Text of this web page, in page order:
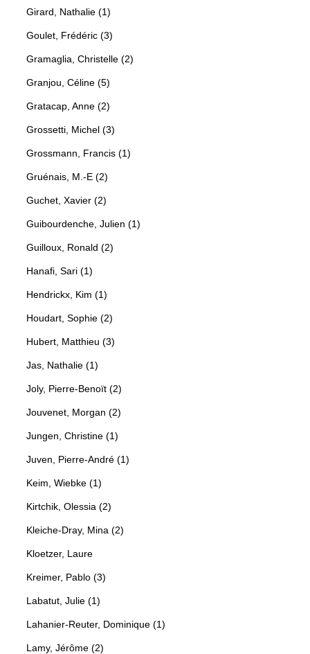
Girard, Nathalie (1)
Goulet, Frédéric (3)
Gramaglia, Christelle (2)
Granjou, Céline (5)
Gratacap, Anne (2)
Grossetti, Michel (3)
Grossmann, Francis (1)
Gruénais, M.-E (2)
Guchet, Xavier (2)
Guibourdenche, Julien (1)
Guilloux, Ronald (2)
Hanafi, Sari (1)
Hendrickx, Kim (1)
Houdart, Sophie (2)
Hubert, Matthieu (3)
Jas, Nathalie (1)
Joly, Pierre-Benoït (2)
Jouvenet, Morgan (2)
Jungen, Christine (1)
Juven, Pierre-André (1)
Keim, Wiebke (1)
Kirtchik, Olessia (2)
Kleiche-Dray, Mina (2)
Kloetzer, Laure
Kreimer, Pablo (3)
Labatut, Julie (1)
Lahanier-Reuter, Dominique (1)
Lamy, Jérôme (2)